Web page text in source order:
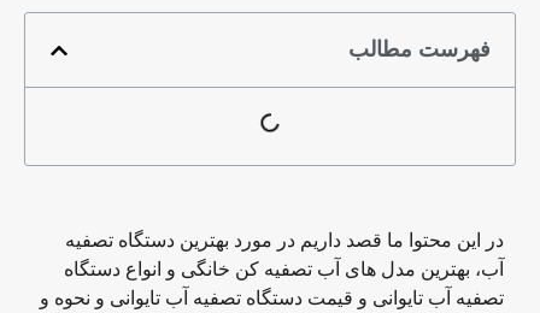
فهرست مطالب
در این محتوا ما قصد داریم در مورد بهترین دستگاه تصفیه
آب، بهترین مدل های آب تصفیه کن خانگی و انواع دستگاه
تصفیه آب تایوانی و قیمت دستگاه تصفیه آب تایوانی و نحوه و